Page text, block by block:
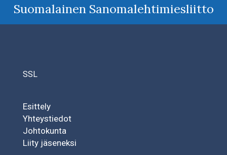
Suomalainen Sanomalehtimiesliitto
SSL
Esittely
Yhteystiedot
Johtokunta
Liity jäseneksi